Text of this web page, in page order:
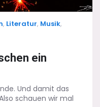
, Literatur, Musik,
ein
Und damit das
schauen wir mal